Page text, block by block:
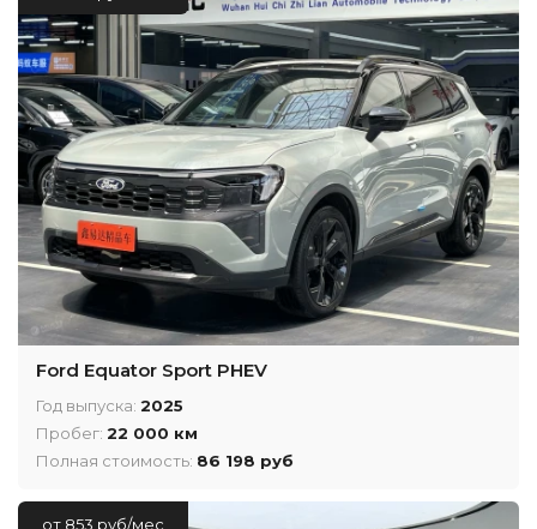
Ford Equator Sport PHEV
Год выпуска: 2025
Пробег: 22 000 км
Полная стоимость: 86 198 руб
от 853 руб/мес